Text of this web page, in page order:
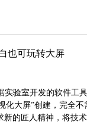
也可玩转大屏
验室开发的软件工
化大屏”创建，完全
的匠人精神，将技